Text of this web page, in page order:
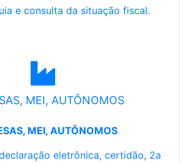
e consulta da situação fiscal.
MEI, AUTÔNOMOS
MEI, AUTÔNOMOS
eletrônica, certidão, 2a